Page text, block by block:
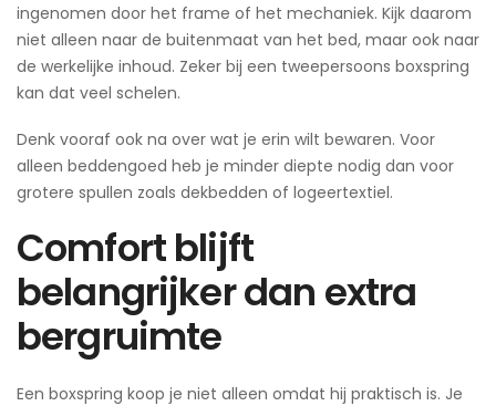
ingenomen door het frame of het mechaniek. Kijk daarom
niet alleen naar de buitenmaat van het bed, maar ook naar
de werkelijke inhoud. Zeker bij een tweepersoons boxspring
kan dat veel schelen.
Denk vooraf ook na over wat je erin wilt bewaren. Voor
alleen beddengoed heb je minder diepte nodig dan voor
grotere spullen zoals dekbedden of logeertextiel.
Comfort blijft
belangrijker dan extra
bergruimte
Een boxspring koop je niet alleen omdat hij praktisch is. Je